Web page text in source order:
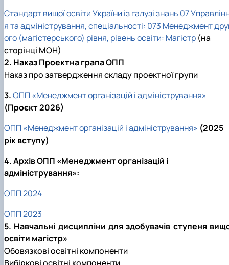
Стандарт вищої освіти України із галузі знань 07
я та адміністрування, спеціальності: 073 Менеджмент
ого (магістерського) рівня, рівень освіти: Магістр (на
сторінці МОН)
2. Наказ Проектна грапа ОПП
Наказ про затвердження складу проектної групи
3.ОПП «Менеджмент організацій і адміністрування»
(Проєкт 2026)
ОПП «Менеджмент організацій і адміністрування» (2025
рік вступу)
4. Архів ОПП «Менеджмент організацій і
адміністрування»:
ОПП 2024
ОПП 2023
5. Навчальні дисципліни для здобувачів ступеня
освіти магістр»
Обовязкові освітні компоненти